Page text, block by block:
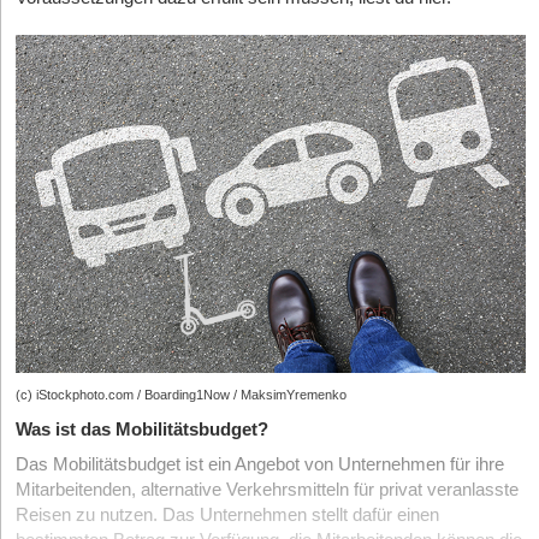
deutsches und europäisches Unternehmensrecht studiert.
Schlehe, Leiter des IHK-MediationsZentrums München die
Arbeitsweise: Wenn sich zwei Kinder um eine Orange streiten,
würde ein Richter jedem Kind die Hälfte der Frucht zuteilen. Der
Mediator aber fragt, was die Kinder mit der Orange machen
wollen. „Und dann kommt vielleicht heraus, dass ein Kind den Saft
will und das andere die Schale.“
(c) iStockphoto.com / Boarding1Now / MaksimYremenko
Was ist das Mobilitätsbudget?
Das Mobilitätsbudget ist ein Angebot von Unternehmen für ihre
Mitarbeitenden, alternative Verkehrsmitteln für privat veranlasste
Reisen zu nutzen. Das Unternehmen stellt dafür einen